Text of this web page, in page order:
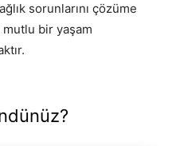
sorunlarını çözüme
mutlu bir yaşam